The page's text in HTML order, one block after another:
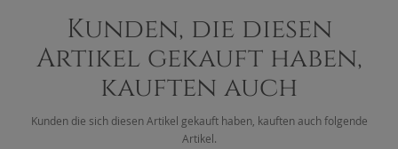
Kunden, die diesen
Artikel gekauft haben,
kauften auch
Kunden die sich diesen Artikel gekauft haben, kauften auch folgende
Artikel.